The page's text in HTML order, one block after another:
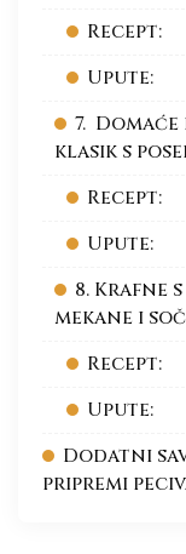
Recept:
Upute:
7.
klasik s
Recept:
Upute:
8. Krafne
mekane i
Recept:
Upute:
Dodatni
pripremi